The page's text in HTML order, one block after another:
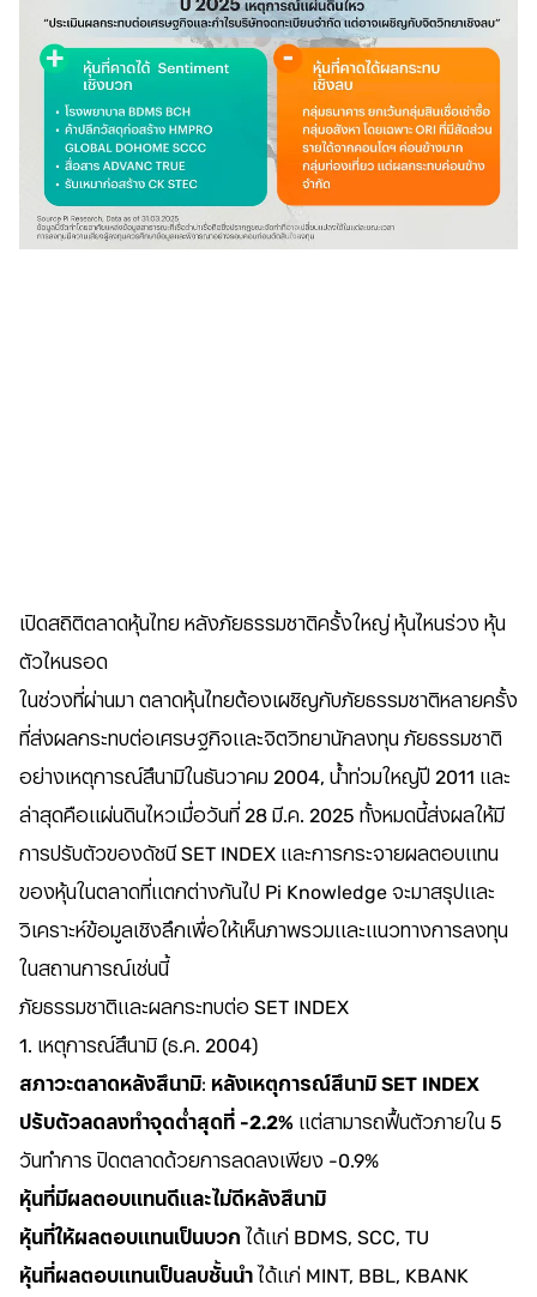
เปิดสถิติตลาดหุ้นไทย หลังภัยธรรมชาติครั้งใหญ่ หุ้นไหนร่วง หุ้น
ตัวไหนรอด
ในช่วงที่ผ่านมา ตลาดหุ้นไทยต้องเผชิญกับภัยธรรมชาติหลายครั้ง
ที่ส่งผลกระทบต่อเศรษฐกิจและจิตวิทยานักลงทุน ภัยธรรมชาติ
อย่างเหตุการณ์สึนามิในธันวาคม 2004, น้ำท่วมใหญ่ปี 2011 และ
ล่าสุดคือแผ่นดินไหวเมื่อวันที่ 28 มี.ค. 2025 ทั้งหมดนี้ส่งผลให้มี
การปรับตัวของดัชนี SET INDEX และการกระจายผลตอบแทน
ของหุ้นในตลาดที่แตกต่างกันไป Pi Knowledge จะมาสรุปและ
วิเคราะห์ข้อมูลเชิงลึกเพื่อให้เห็นภาพรวมและแนวทางการลงทุน
ในสถานการณ์เช่นนี้
ภัยธรรมชาติและผลกระทบต่อ SET INDEX
1. เหตุการณ์สึนามิ (ธ.ค. 2004)
สภาวะตลาดหลังสึนามิ: หลังเหตุการณ์สึนามิ SET INDEX
ปรับตัวลดลงทำจุดต่ำสุดที่ -2.2% แต่สามารถฟื้นตัวภายใน 5
วันทำการ ปิดตลาดด้วยการลดลงเพียง -0.9%
หุ้นที่มีผลตอบแทนดีและไม่ดีหลังสึนามิ
หุ้นที่ให้ผลตอบแทนเป็นบวก ได้แก่ BDMS, SCC, TU
หุ้นที่ผลตอบแทนเป็นลบชั้นนำ ได้แก่ MINT, BBL, KBANK